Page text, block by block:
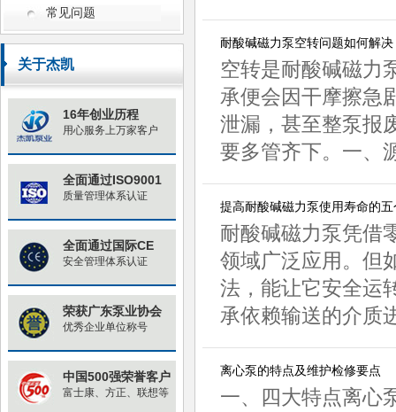
常见问题
关于杰凯
16年创业历程
用心服务上万家客户
全面通过ISO9001
质量管理体系认证
全面通过国际CE
安全管理体系认证
荣获广东泵业协会
优秀企业单位称号
中国500强荣誉客户
富士康、方正、联想等
耐酸碱磁力泵空转问题如何解决
空转是耐酸碱磁力
承便会因干摩擦急
泄漏，甚至整泵报
要多管齐下。一、
提高耐酸碱磁力泵使用寿命的
耐酸碱磁力泵凭借
领域广泛应用。但
法，能让它安全运
承依赖输送的介质
离心泵的特点及维护检修要点
一、四大特点离心